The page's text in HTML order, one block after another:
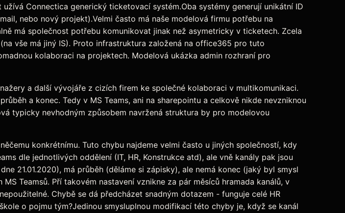
Connectica generický ticketovací systém.Oba systémy generují unikátní ID
nebo nový projekt).Velmi často má naše modelová firmu potřebu na
má společnost potřebu komunikovat jinak než asymetricky v ticketech. Zcela
vše má jiný IS). Proto infrastruktura založená na office365 pro tuto
kolaboraci na projektech. Modelová ukázka admin rozhraní pro
a další vývojáře z cizích firem ke společné kolaboraci v multikomunikaci.
a konec. Tedy v MS Teams, ani na sharepointu a celkově nikde nevzniknou
typicky nevhodným způsobem navržená struktura by pro modelovou
konkrétnímu. Tuto chybu najdeme velmi často u jiných společností, kdy
dle jednotlivých oddělení (IT, HR, Konstrukce atd), ale vně kanály pak jsou
21.01.2020), má průběh (děláme si zápisky), ale nemá konec (jaký byl smysl
Teamsů. Pří takovém nastavení vznikne za pár měsíců hramada kanálů, v
Chybě se dá předcházet snadným dotazem - funguje celé HR
o pojmu tým?Jedinou smysluplnou modifikací této chyby je, když se kanál